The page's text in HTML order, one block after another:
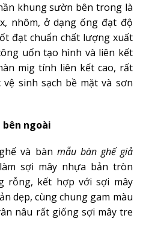
khung sườn bên trong là
nhôm, ở dạng ống đạt độ
đạt chuẩn chất lượng xuất
uốn tạo hình và liên kết
mig tính liên kết cao, rất
sinh sạch bề mặt và sơn
bên ngoài
và bàn mẫu bàn ghế giả
sợi mây nhựa bản tròn
rỗng, kết hợp với sợi mây
dẹp, cùng chung gam màu
nâu rất giống sợi mây tre